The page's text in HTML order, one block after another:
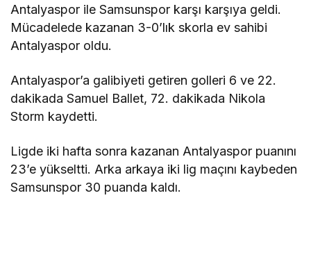
Antalyaspor ile Samsunspor karşı karşıya geldi.
Mücadelede kazanan 3-0’lık skorla ev sahibi
Antalyaspor oldu.
Antalyaspor’a galibiyeti getiren golleri 6 ve 22.
dakikada Samuel Ballet, 72. dakikada Nikola
Storm kaydetti.
Ligde iki hafta sonra kazanan Antalyaspor puanını
23’e yükseltti. Arka arkaya iki lig maçını kaybeden
Samsunspor 30 puanda kaldı.